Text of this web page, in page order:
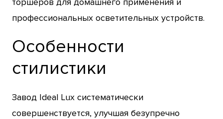
профессиональных осветительных устройств.
Особенности
стилистики
Завод Ideal Lux систематически
совершенствуется, улучшая безупречно